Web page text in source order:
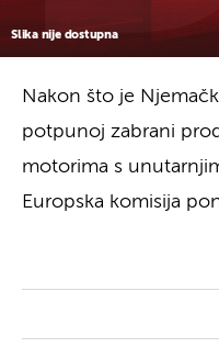
Slika nije dostupna
Nakon što je
potpunoj zabrani
motorima s
Europska komisija